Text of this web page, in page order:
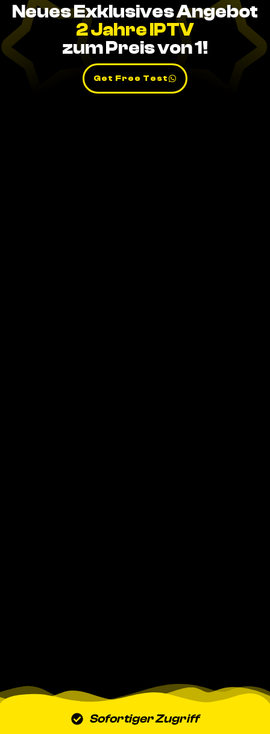
Neues Exklusives Angebot
2 Jahre IPTV
zum Preis von 1!
Get Free Test
Sofortiger Zugriff